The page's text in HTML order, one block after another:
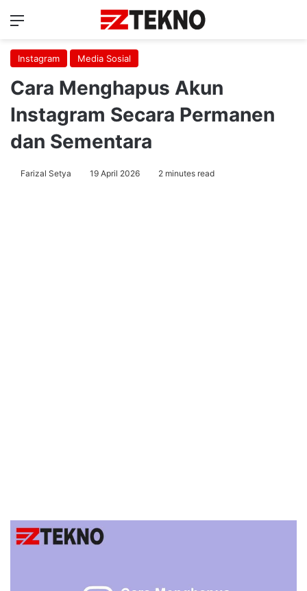
Menu
Instagram Media Sosial
Cara Menghapus Akun
Instagram Secara Permanen
dan Sementara
Farizal Setya 19 April 2026 2 minutes read